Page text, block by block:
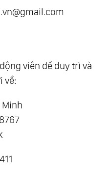
viên để duy trì và
về:
Minh